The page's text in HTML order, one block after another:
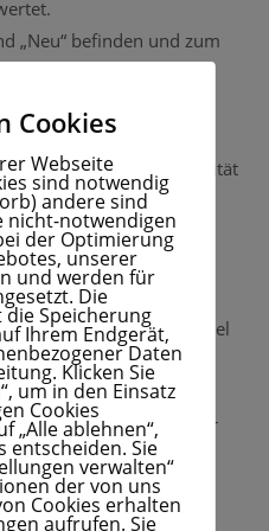
„Neu“ befinden und zum
auf Lager sein.
der Anonymität
der Händler zu
und ein Bild
sich nicht um Erotikartikel
um Zubehörteile
eigenständig verwendbar
für gängige
Mobiltelefone.)
Cookies
Webseite
sind notwendig
andere sind
nicht-notwendigen
der Optimierung
unserer
und werden für
Die
Speicherung
Ihrem Endgerät,
Daten
Klicken Sie
um in den Einsatz
Cookies
„Alle ablehnen“,
entscheiden. Sie
verwalten“
der von uns
Cookies erhalten
aufrufen. Sie